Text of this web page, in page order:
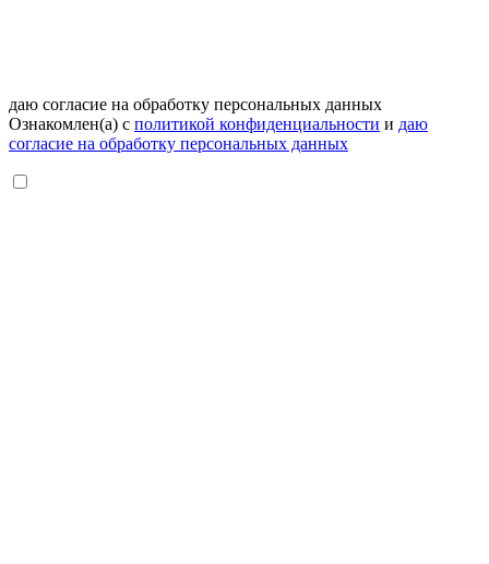
даю согласие на обработку персональных данных
Ознакомлен(а) с политикой конфиденциальности и даю
согласие на обработку персональных данных